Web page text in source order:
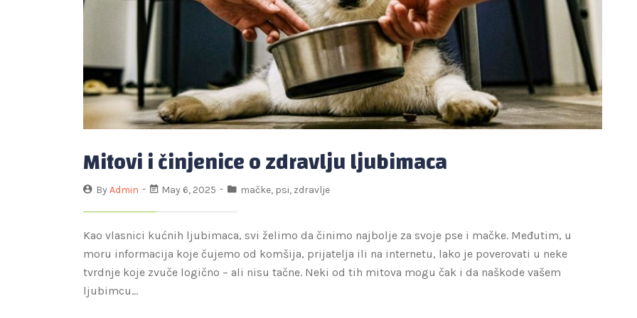
Mitovi i činjenice o zdravlju ljubimaca
ByAdmin May 6, 2025 mačke, psi, zdravlje
Kao vlasnici kućnih ljubimaca, svi želimo da činimo najbolje za svoje pse i mačke. Međutim, u
moru informacija koje čujemo od komšija, prijatelja ili na internetu, lako je poverovati u neke
tvrdnje koje zvuče logično – ali nisu tačne. Neki od tih mitova mogu čak i da naškode vašem
ljubimcu…